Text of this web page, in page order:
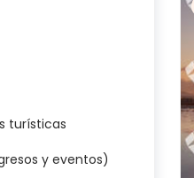
turísticas
y eventos)